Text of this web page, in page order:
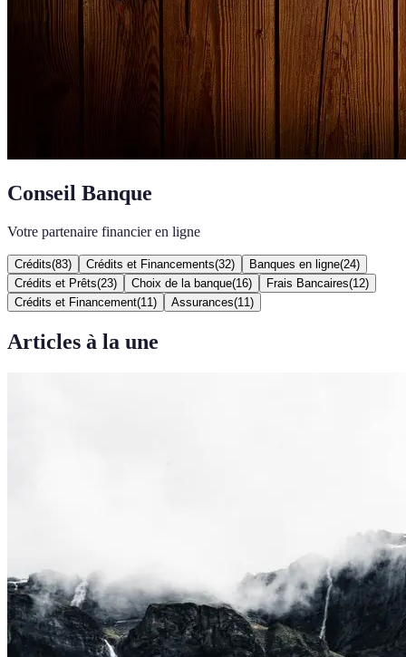
Conseil Banque
Votre partenaire financier en ligne
Crédits(83) Crédits et Financements(32) Banques en ligne(24)
Crédits et Prêts(23) Choix de la banque(16) Frais Bancaires(12)
Crédits et Financement(11 ) Assurances(11 )
Articles à la une